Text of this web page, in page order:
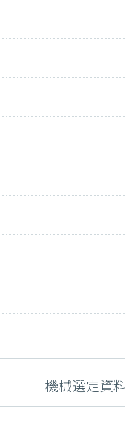
機械選定資